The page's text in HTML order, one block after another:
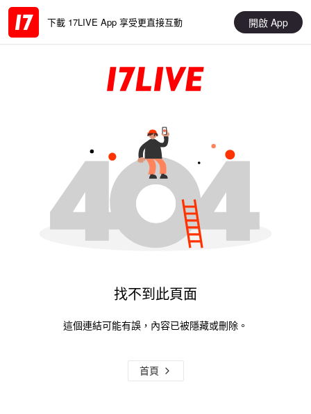
下載 17LIVE App 享受更直接互動 開啟 App
找不到此頁面
這個連結可能有誤，內容已被隱藏或刪除。
首頁